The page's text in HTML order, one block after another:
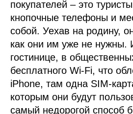
покупателей – это
кнопочные телефоны и
собой. Уехав на родину,
как они им уже не нужны.
гостинице, в
бесплатного Wi-Fi, что
iPhone, там одна SIM-
которым они будут
самый недорогой способ